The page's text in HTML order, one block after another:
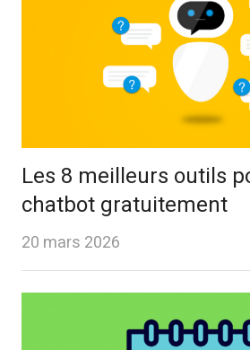
Les 8 meilleurs outils
chatbot gratuitement
20 mars 2026